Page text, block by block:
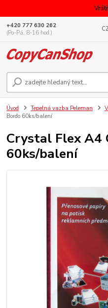
+420 777 630 262
(Po-Pá, 8-16 hod.)
Úvod Tepelná vazba Peleman
Bordo 60ks/balení
Crystal Flex A4
60ks/balení